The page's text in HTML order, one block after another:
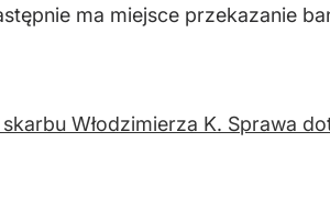
ma miejsce przekazanie
Włodzimierza K. Sprawa